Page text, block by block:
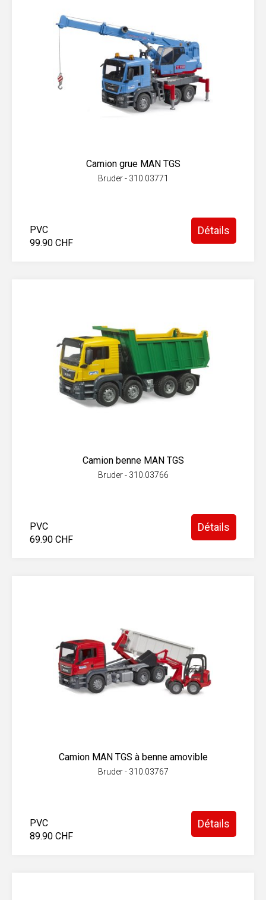
Camion grue MAN TGS
Bruder - 310.03771
PVC
99.90 CHF
Détails
Camion benne MAN TGS
Bruder - 310.03766
PVC
69.90 CHF
Détails
Camion MAN TGS à benne amovible
Bruder - 310.03767
PVC
89.90 CHF
Détails